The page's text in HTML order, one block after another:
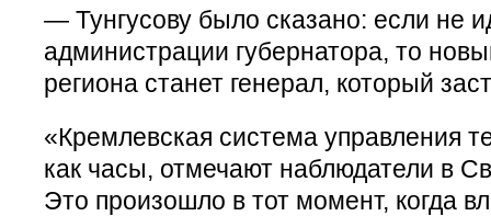
— Тунгусову было сказано: если не
администрации губернатора, то
региона станет генерал, который
«Кремлевская система управления
как часы, отмечают наблюдатели в
Это произошло в тот момент, когда